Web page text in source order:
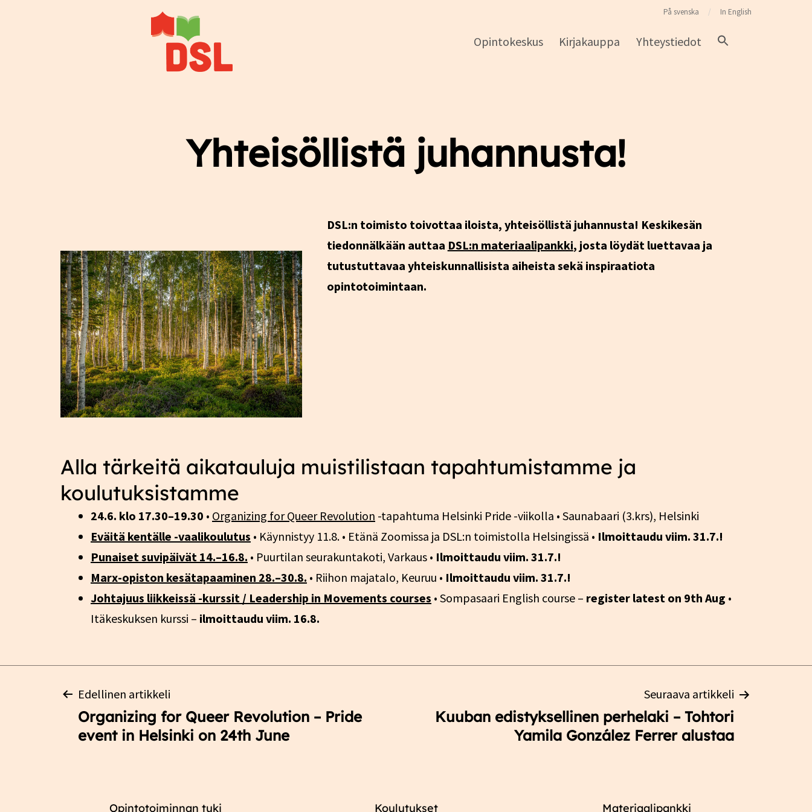
Opintokeskus Kirjakauppa Yhteystiedot
På svenska In English
Yhteisöllistä juhannusta!
DSL:n toimisto toivottaa iloista, yhteisöllistä juhannusta! Keskikesän
tiedonnälkään auttaa DSL:n materiaalipankki, josta löydät luettavaa ja
tutustuttavaa yhteiskunnallisista aiheista sekä inspiraatiota
opintotoimintaan.
Alla tärkeitä aikatauluja muistilistaan tapahtumistamme ja
koulutuksistamme
24.6. klo 17.30–19.30 • Organizing for Queer Revolution -tapahtuma Helsinki Pride -viikolla • Saunabaari (3.krs), Helsinki
Eväitä kentälle -vaalikoulutus • Käynnistyy 11.8. • Etänä Zoomissa ja DSL:n toimistolla Helsingissä • Ilmoittaudu viim. 31.7.!
Punaiset suvipäivät 14.–16.8. • Puurtilan seurakuntakoti, Varkaus • Ilmoittaudu viim. 31.7.!
Marx-opiston kesätapaaminen 28.–30.8. • Riihon majatalo, Keuruu • Ilmoittaudu viim. 31.7.!
Johtajuus liikkeissä -kurssit / Leadership in Movements courses • Sompasaari English course – register latest on 9th Aug •
Itäkeskuksen kurssi – ilmoittaudu viim. 16.8.
Artikkelien
selaus
Edellinen artikkeli
Organizing for Queer Revolution – Pride
event in Helsinki on 24th June
Seuraava artikkeli
Kuuban edistyksellinen perhelaki – Tohtori
Yamila González Ferrer alustaa
Opintotoiminnan tuki Koulutukset Materiaalipankki